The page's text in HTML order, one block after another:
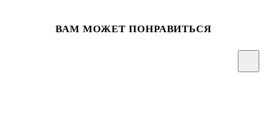
ВАМ МОЖЕТ ПОНРАВИТЬСЯ